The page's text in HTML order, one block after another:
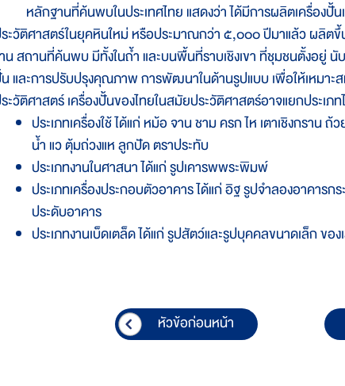
หลักฐานที่ค้นพบในประเทศไทย แสดงว่า ได้มีการผลิตเครื่องปั้น
ะวัติศาสตร์ในยุคหินใหม่ หรือประมาณกว่า ๕,๐๐๐ ปีมาแล้ว ผลิต
น สถานที่ค้นพบ มีทั้งในถ้ำ และบนพื้นที่ราบเชิงเขา ที่ชุมชนตั้งอยู่
และการปรับปรุงคุณภาพ การพัฒนาในด้านรูปแบบ เพื่อให้เหมาะ
ะวัติศาสตร์ เครื่องปั้นของไทยในสมัยประวัติศาสตร์อาจแยกประเภ
ประเภทเครื่องใช้ ได้แก่ หม้อ จาน ชาม ครก ไห เตาเชิงกราน ถ้
น้ำ แว ตุ้มถ่วงแห ลูกปัด ตราประทับ
ประเภทงานในศาสนา ได้แก่ รูปเคารพพระพิมพ์
ประเภทเครื่องประกอบตัวอาคาร ได้แก่ อิฐ รูปจำลองอาคาร
ประดับอาคาร
ประเภทงานเบ็ดเตล็ด ได้แก่ รูปสัตว์และรูปบุคคลขนาดเล็ก ขอ
หัวข้อก่อนหน้า